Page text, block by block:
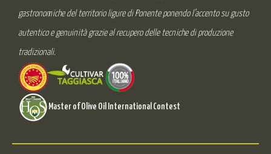
gastronomiche del territorio ligure di Ponente ponendo l’accento su gusto
autentico e genuinità grazie al recupero delle tecniche di produzione
tradizionali.
Master of Olive Oil International Contest